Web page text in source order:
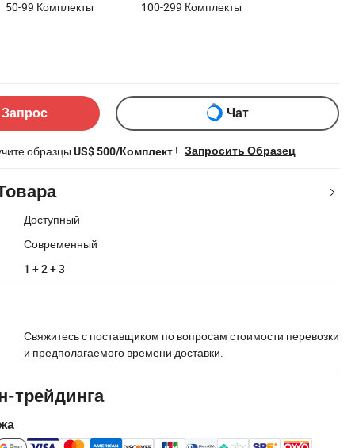
50-99 Комплекты 100-299 Комплекты
Чат
образцы US$ 500/Комплект ! Запросить Образец
Доступный
Современный
1 + 2 + 3
Свяжитесь с поставщиком по вопросам стоимости перевозки
и предполагаемого времени доставки.
трейдинга